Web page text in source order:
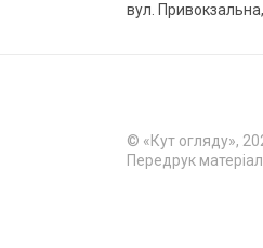
вул.
© «Кут огляду»,
Передрук